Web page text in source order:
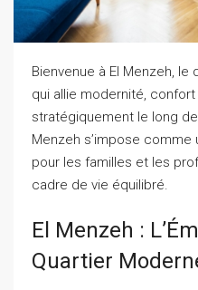
Bienvenue à El Menzeh,
qui allie modernité,
stratégiquement le long
Menzeh s’impose
pour les familles et les
cadre de vie équilibré.
El Menzeh :
Quartier